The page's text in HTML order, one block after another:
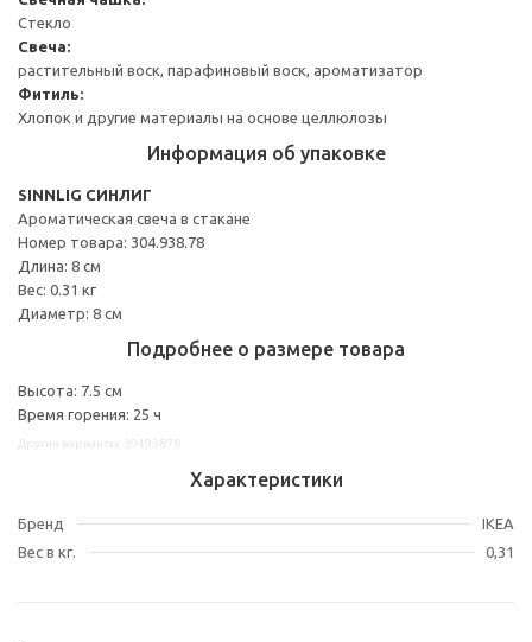
Стекло
Свеча:
растительный воск, парафиновый воск, ароматизатор
Фитиль:
Хлопок и другие материалы на основе целлюлозы
Информация об упаковке
SINNLIG СИНЛИГ
Ароматическая свеча в стакане
Номер товара: 304.938.78
Длина: 8 см
Вес: 0.31 кг
Диаметр: 8 см
Подробнее о размере товара
Высота: 7.5 см
Время горения: 25 ч
Характеристики
Бренд
IKEA
Вес в кг.
0,31